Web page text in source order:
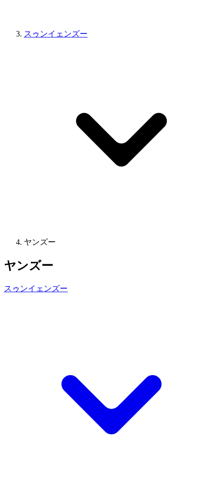
スゥンイェンズー
ヤンズー
ヤンズー
スゥンイェンズー